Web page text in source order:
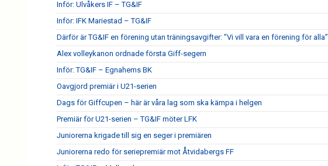
Inför: Ulvåkers IF – TG&IF
Inför: IFK Mariestad – TG&IF
Därför är TG&IF en förening utan träningsavgifter: ”Vi vill vara en förening för alla”
Alex volleykanon ordnade första Giff-segern
Inför: TG&IF – Egnahems BK
Oavgjord premiär i U21-serien
Dags för Giffcupen – här är våra lag som ska kämpa i helgen
Premiär för U21-serien – TG&IF möter LFK
Juniorerna krigade till sig en seger i premiären
Juniorerna redo för seriepremiär mot Åtvidabergs FF